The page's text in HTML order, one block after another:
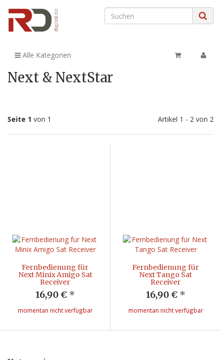
Alle Kategorien
Next & NextStar
Seite 1 von 1 Artikel 1 - 2 von 2
Fernbedienung für
Next Minix Amigo Sat
Receiver
16,90 € *
momentan nicht verfügbar
Fernbedienung für
Next Tango Sat
Receiver
16,90 € *
momentan nicht verfügbar